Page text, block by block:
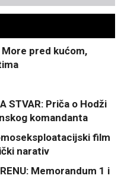
More pred kućom,
STVAR: Priča o Hodži
komandanta
film
narativ
Memorandum 1 i